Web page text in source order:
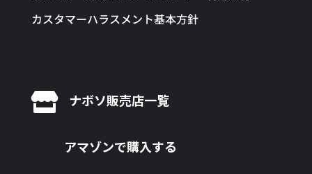
カスタマーハラスメント基本方針
 ナボソ販売店一覧
アマゾンで購入する